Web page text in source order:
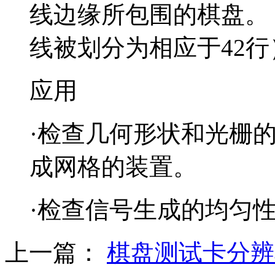
线边缘所包围的棋盘
线被划分为相应于42
应用
·检查几何形状和光栅
成网格的装置。
·检查信号生成的均匀
上一篇： 棋盘测试卡分